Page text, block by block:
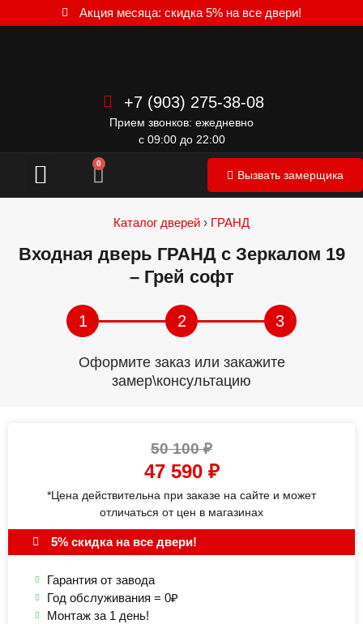
Акция месяца: скидка 5% на все двери!
+7 (903) 275-38-08
Прием звонков: ежедневно
с 09:00 до 22:00
0
Вызвать замерщика
Каталог дверей › ГРАНД
Входная дверь ГРАНД с Зеркалом 19
– Грей софт
1 2 3
Оформите заказ или закажите
замер\консультацию
50 100₽
47 590 ₽
*Цена действительна при заказе на сайте и может
отличаться от цен в магазинах
5% скидка на все двери!
Гарантия от завода
Год обслуживания = 0₽
Монтаж за 1 день!